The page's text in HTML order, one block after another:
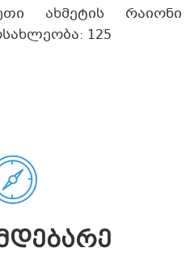
ახმეტის რაიონი
125